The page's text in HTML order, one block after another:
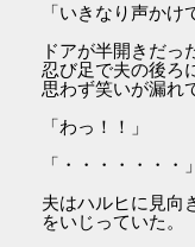
「いきなり声かけ
ドアが半開きだっ
忍び足で夫の後ろ
思わず笑いが漏れ
「わっ！！」
「・・・・・・・」
夫はハルヒに見向
をいじっていた。